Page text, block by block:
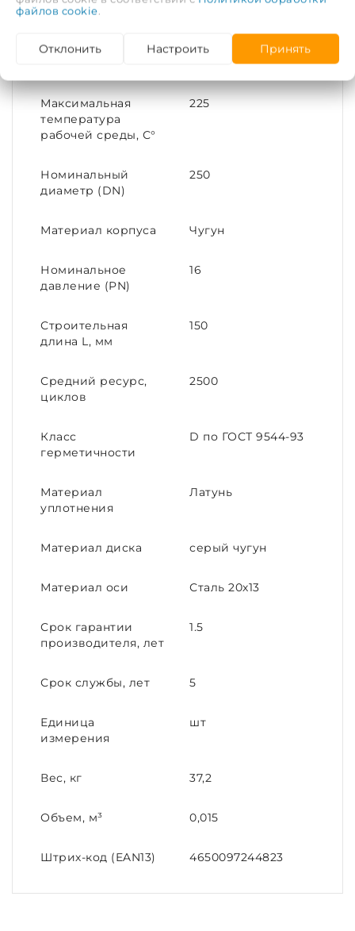
Тип соединения
Диаметр условный
250
Максимальная
температура
рабочей среды, С°
225
Номинальный
диаметр (DN)
250
Материал корпуса Чугун
Номинальное
давление (PN)
16
Строительная
длина L, мм
150
Средний ресурс,
циклов
2500
Класс
герметичности
D по ГОСТ 9544-93
Материал
уплотнения
Латунь
Материал диска серый чугун
Материал оси Сталь 20х13
Срок гарантии
производителя, лет
1.5
Срок службы, лет 5
Единица
измерения
шт
Вес, кг 37,2
Объем, м³ 0,015
Штрих-код (EAN13) 4650097244823
файлов cookie.
Отклонить Настроить Принять